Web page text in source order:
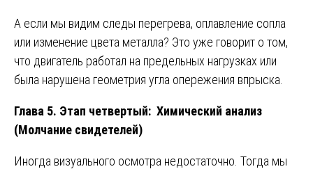
А если мы видим следы перегрева, оплавление сопла
или изменение цвета металла? Это уже говорит о том,
что двигатель работал на предельных нагрузках или
была нарушена геометрия угла опережения впрыска.
Глава 5. Этап четвертый: Химический анализ
(Молчание свидетелей)
Иногда визуального осмотра недостаточно. Тогда мы